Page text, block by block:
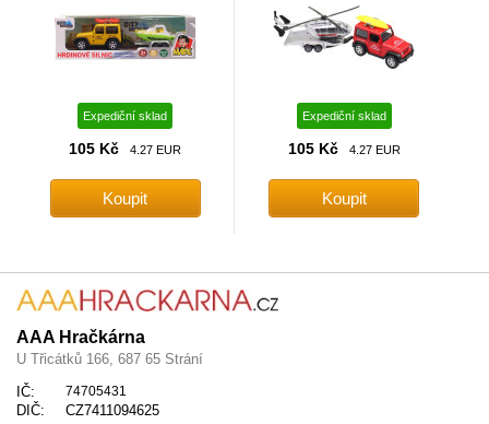
Expediční sklad
105 Kč 4.27 EUR
Expediční sklad
105 Kč 4.27 EUR
AAA Hračkárna
U Třicátků 166, 687 65 Strání
IČ:
74705431
DIČ:
CZ7411094625